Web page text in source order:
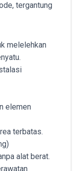
tergantung
melelehkan
elemen
terbatas.
alat berat.